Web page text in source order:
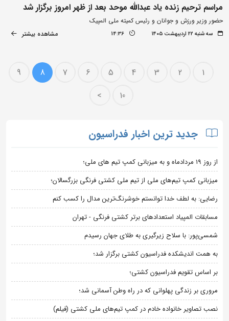
مراسم ترحیم زنده یاد عبدالله موحد بعد از ظهر امروز برگزار شد
حضور وزیر ورزش و جوانان و رئیس کمیته ملی المپیک
سه شنبه ۲۲ اردیبهشت ۱۴۰۵ 14:36 مشاهده بیشتر
1
2
3
4
5
6
7
8
9
10
>
جدید ترین اخبار فدراسیون
از روز 19 مردادماه و به میزبانی کمپ تیم های ملی؛
میزبانی کمپ تیم‌های ملی از تیم ملی کشتی فرنگی بزرگسالان؛
رضایی: به لطف خدا توانستم خوشرنگ‌ترین مدال را کسب کنم
مسابقات المپیاد استعدادهای برتر کشتی فرنگی - تهران
شمسی‌پور: با سلاح زیرگیری به طلای جهان رسیدم
به همت اندیشکده فدراسیون کشتی برگزار شد؛
بر اساس تقویم فدراسیون کشتی؛
مروری بر زندگی پهلوانی که در راه وطن آسمانی شد؛
نصب تصاویر خانواده خادم در کمپ تیم‌های ملی کشتی (فیلم)